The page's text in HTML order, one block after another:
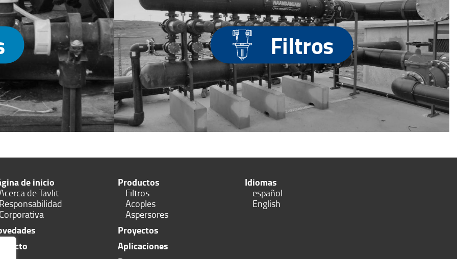
Filtros
de inicio
de Tavlit
Responsabilidad
Corporativa
Productos
Filtros
Acoples
Aspersores
Proyectos
Aplicaciones
Idiomas
español
English